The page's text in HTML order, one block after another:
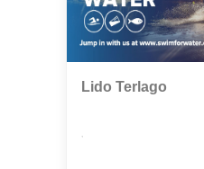
Lido Terlago